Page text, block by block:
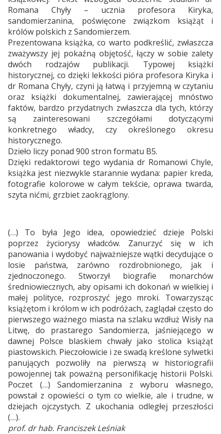
Romana Chyły – ucznia profesora Kiryka,
sandomierzanina, poświęcone związkom książąt i
królów polskich z Sandomierzem.
Prezentowana książka, co warto podkreślić, zwłaszcza
zważywszy jej pokaźną objętość, łączy w sobie zalety
dwóch rodzajów publikacji. Typowej książki
historycznej, co dzięki lekkości pióra profesora Kiryka i
dr Romana Chyły, czyni ją łatwą i przyjemną w czytaniu
oraz książki dokumentalnej, zawierającej mnóstwo
faktów, bardzo przydatnych zwłaszcza dla tych, którzy
są zainteresowani szczegółami dotyczącymi
konkretnego władcy, czy określonego okresu
historycznego.
Dzieło liczy ponad 900 stron formatu B5.
Dzięki redaktorowi tego wydania dr Romanowi Chyle,
książka jest niezwykle starannie wydana: papier kreda,
fotografie kolorowe w całym tekście, oprawa twarda,
szyta nićmi, grzbiet zaokrąglony.
(…) To była Jego idea, opowiedzieć dzieje Polski
poprzez życiorysy władców. Zanurzyć się w ich
panowania i wydobyć najważniejsze wątki decydujące o
losie państwa, zarówno rozdrobnionego, jak i
zjednoczonego. Stworzył biografie monarchów
średniowiecznych, aby opisami ich dokonań w wielkiej i
małej polityce, rozproszyć jego mroki. Towarzysząc
książętom i królom w ich podróżach, zaglądał często do
pierwszego ważnego miasta na szlaku wzdłuż Wisły na
Litwę, do prastarego Sandomierza, jaśniejącego w
dawnej Polsce blaskiem chwały jako stolica książąt
piastowskich. Pieczołowicie i ze swadą kreślone sylwetki
panujących pozwoliły na pierwszą w historiografii
powojennej tak poważną personifikację historii Polski.
Poczet (…) Sandomierzanina z wyboru własnego,
powstał z opowieści o tym co wielkie, ale i trudne, w
dziejach ojczystych. Z ukochania odległej przeszłości
(…).
prof. dr hab. Franciszek Leśniak